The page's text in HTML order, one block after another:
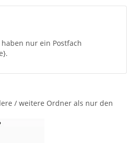
nur ein Postfach
/ weitere Ordner als nur den